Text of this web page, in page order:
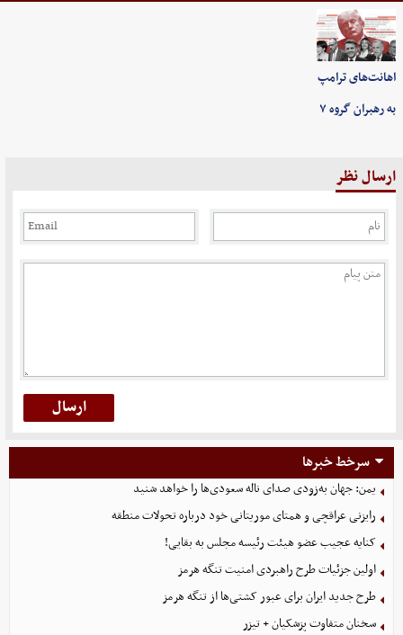
اهانت‌های ترامپ
به رهبران گروه ۷
ارسال نظر
سرخط خبرها
یمن: جهان به‌زودی صدای ناله سعودی‌ها را خواهد شنید
رایزنی عراقچی و همتای موریتانی خود درباره تحولات منطقه
کنایه عجیب عضو هیئت رئیسه مجلس به بقایی!
اولین جزئیات طرح راهبردی امنیت تنگه هرمز
طرح جدید ایران برای عبور کشتی‌ها از تنگه هرمز
سخنان متفاوت پزشکیان + تیزر